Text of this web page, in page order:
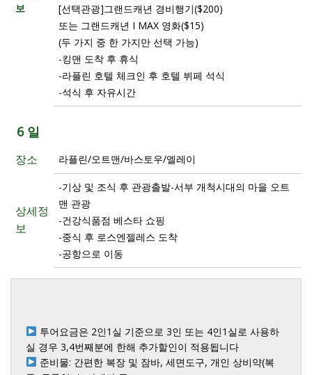
보
[선택관광]그랜드캐년 경비행기($200)
또는 그랜드캐년 I MAX 영화($15)
(두 가지 중 한 가지만 선택 가능)
-킹맨 도착 후 휴식
-라플린 호텔 체크인 후 호텔 뷔페 석식
-석식 후 자유시간
6 일
장소 라플린/오트맨/바스토우/엘레이
상세정
보
-기상 및 조식 후 관광출발-서부 개척시대의 마을 오트
맨 관광
-건강식품점 베스타 쇼핑
-중식 후 로스엔젤레스 도착
-공항으로 이동
투어요금은 2인1실 기준으로 3인 또는 4인1실로 사용하
준비물: 간편한 복장 및 잠바, 세면도구, 개인 상비약(복